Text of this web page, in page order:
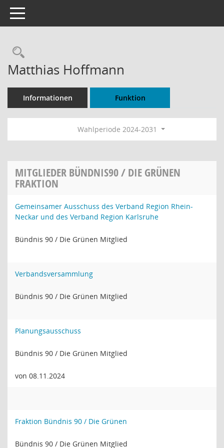
Toggle navigation
Rechercheauswahl
Matthias Hoffmann
Informationen Funktion
Wahlperiode 2024-2031
MITGLIEDER BÜNDNIS90 / DIE GRÜNEN
FRAKTION
Gemeinsamer Ausschuss des Verband Region Rhein-
Neckar und des Verband Region Karlsruhe
Bündnis 90 / Die Grünen Mitglied
Verbandsversammlung
Bündnis 90 / Die Grünen Mitglied
Planungsausschuss
Bündnis 90 / Die Grünen Mitglied
von 08.11.2024
Fraktion Bündnis 90 / Die Grünen
Bündnis 90 / Die Grünen Mitglied